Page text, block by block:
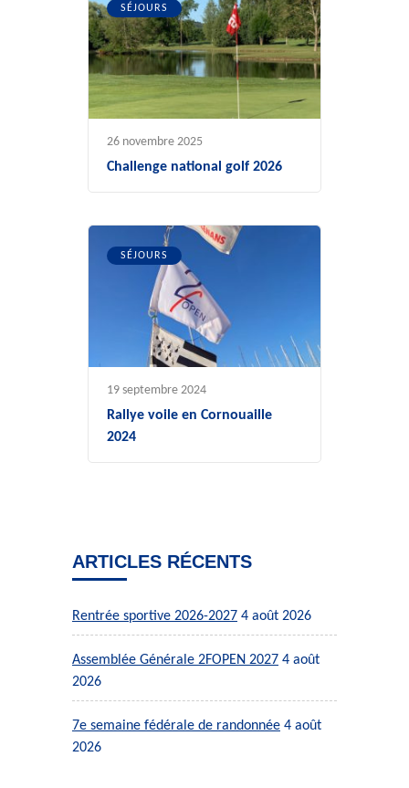
SÉJOURS
26 novembre 2025
Challenge national golf 2026
SÉJOURS
19 septembre 2024
Rallye voile en Cornouaille
2024
ARTICLES RÉCENTS
Rentrée sportive 2026-2027 4 août 2026
Assemblée Générale 2FOPEN 2027 4 août
2026
7e semaine fédérale de randonnée 4 août
2026